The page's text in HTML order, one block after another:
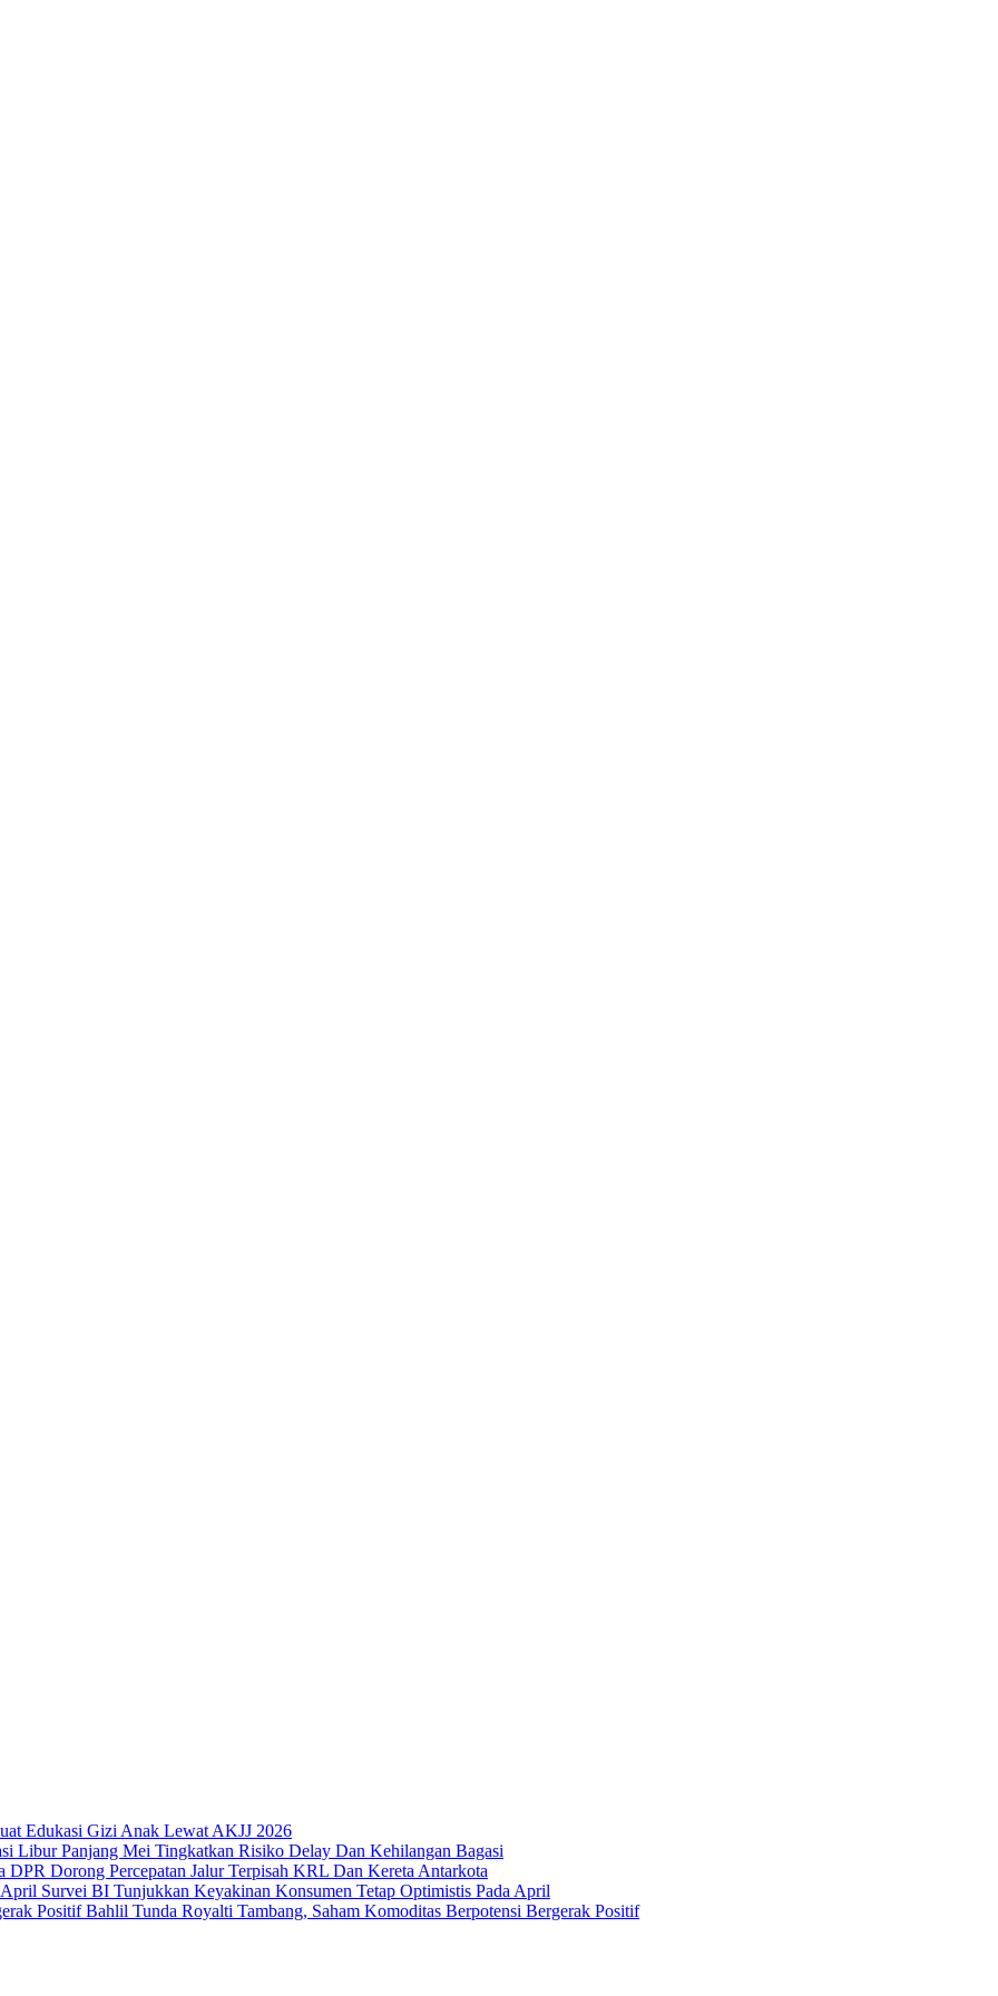
Edukasi Gizi Anak Lewat AKJJ 2026
Libur Panjang Mei Tingkatkan Risiko Delay Dan Kehilangan Bagasi
DPR Dorong Percepatan Jalur Terpisah KRL Dan Kereta Antarkota
Survei BI Tunjukkan Keyakinan Konsumen Tetap Optimistis Pada April
Bahlil Tunda Royalti Tambang, Saham Komoditas Berpotensi Bergerak Positif